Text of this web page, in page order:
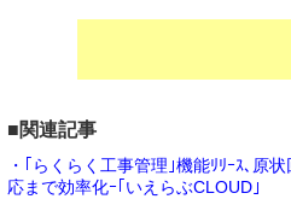
■関連記事
・｢らくらく工事管理｣機能ﾘﾘｰｽ､原
応まで効率化ｰ｢いえらぶCLOUD｣